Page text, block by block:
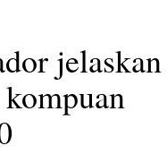
jelaskan